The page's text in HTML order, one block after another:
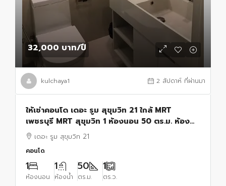
32,000 บาท/ปี
kulchaya1 2 สัปดาห์ ที่ผ่านมา
ให้เช่าคอนโด เดอะ รูม สุขุมวิท 21 ใกล้ MRT
เพชรบุรี MRT สุขุมวิท 1 ห้องนอน 50 ตร.ม. ห้อง
สวย พร้อมอยู่
เดอะ รูม สุขุมวิท 21
คอนโด
1
ห้องนอน
1
ห้องน้ำ
50
ตร.ม.
1
ตร.ว.